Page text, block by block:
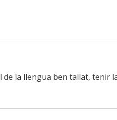
la llengua ben tallat, tenir